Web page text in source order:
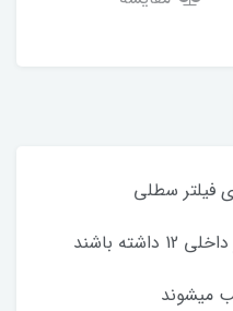
سطلی
باشند
میشوند